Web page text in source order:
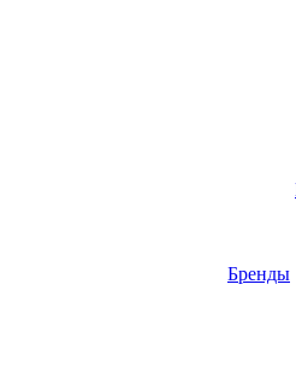
Бренды